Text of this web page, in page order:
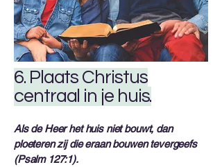
6. Plaats Christus
centraal in je huis.
Als de Heer het huis niet bouwt, dan
ploeteren zij die eraan bouwen tevergeefs
(Psalm 127:1).